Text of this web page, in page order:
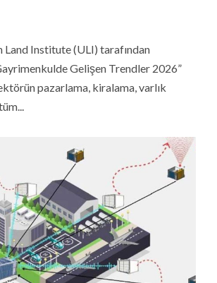
Land Institute (ULI) tarafından
Gelişen Trendler 2026”
pazarlama, kiralama, varlık